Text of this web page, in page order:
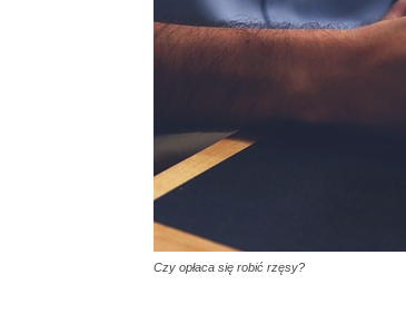
Czy opłaca się robić rzęsy?